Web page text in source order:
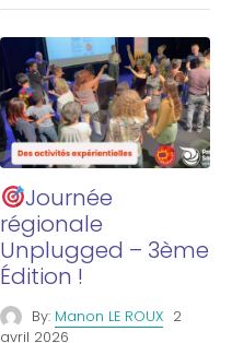
Journée
régionale
Unplugged – 3ème
Édition !
By: Manon LE ROUX 2
avril 2026